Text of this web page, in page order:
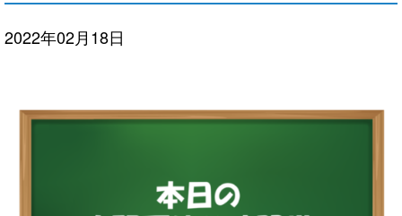
2022年02月18日